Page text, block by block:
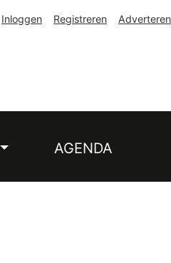
Inloggen Registreren Adverteren
AGENDA